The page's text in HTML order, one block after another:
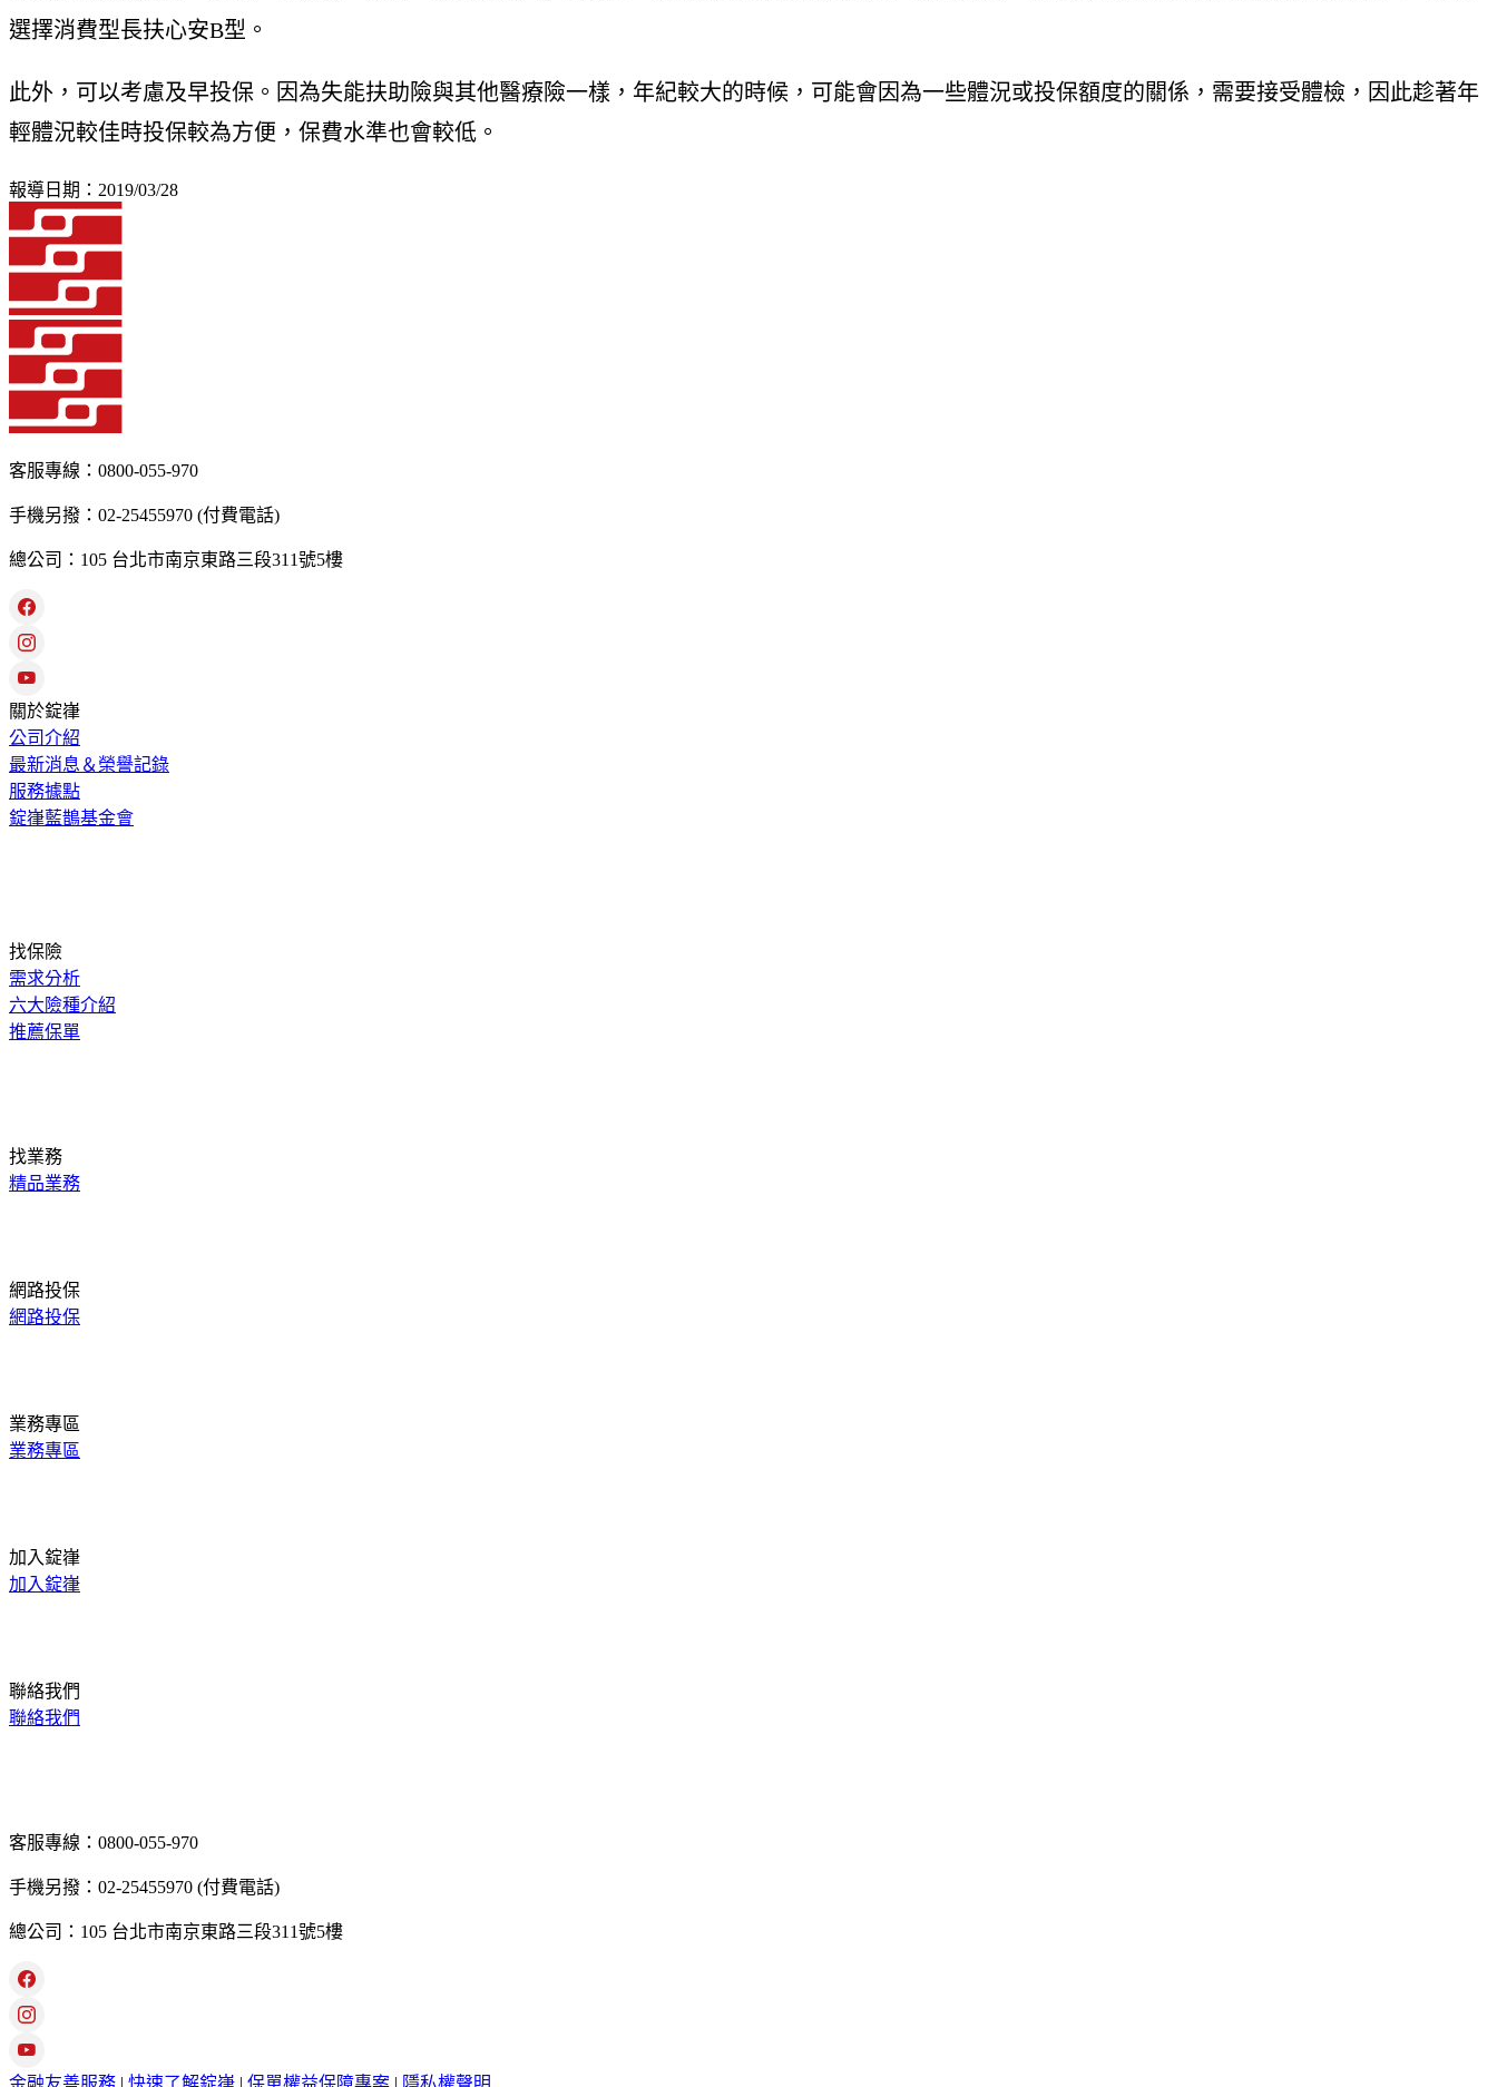
選擇消費型長扶心安B型。
此外，可以考慮及早投保。因為失能扶助險與其他醫療險一樣，年紀較大的時候，可能會因為一些體況或投保額度的關係，需要接受體檢，因此趁著年
輕體況較佳時投保較為方便，保費水準也會較低。
報導日期：2019/03/28
客服專線：0800-055-970
手機另撥：02-25455970 (付費電話)
總公司：105 台北市南京東路三段311號5樓
關於錠嵂
公司介紹
最新消息＆榮譽記錄
服務據點
錠嵂藍鵲基金會
找保險
需求分析
六大險種介紹
推薦保單
找業務
精品業務
網路投保
網路投保
業務專區
業務專區
加入錠嵂
加入錠嵂
聯絡我們
聯絡我們
客服專線：0800-055-970
手機另撥：02-25455970 (付費電話)
總公司：105 台北市南京東路三段311號5樓
金融友善服務 | 快速了解錠嵂 | 保單權益保障專案 | 隱私權聲明